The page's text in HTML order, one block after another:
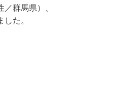
群馬県）、
た。